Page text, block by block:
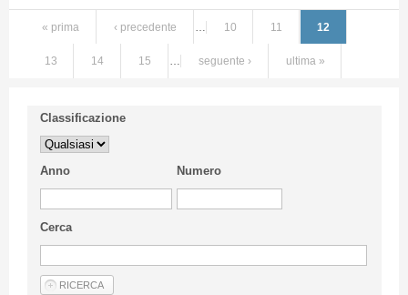
« prima ‹ precedente 10 11 12
13 14 15 … seguente › ultima »
Classificazione
Anno Numero
Cerca